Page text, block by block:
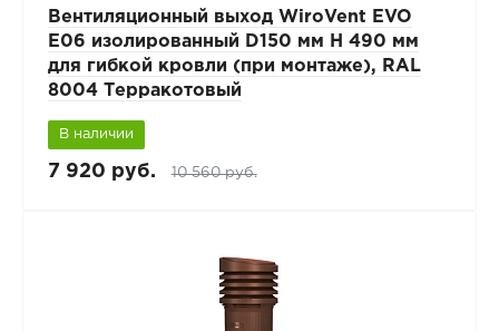
Вентиляционный выход WiroVent EVO
E06 изолированный D150 мм Н 490 мм
для гибкой кровли (при монтаже), RAL
8004 Терракотовый
В наличии
7 920 руб. 10 560 руб.